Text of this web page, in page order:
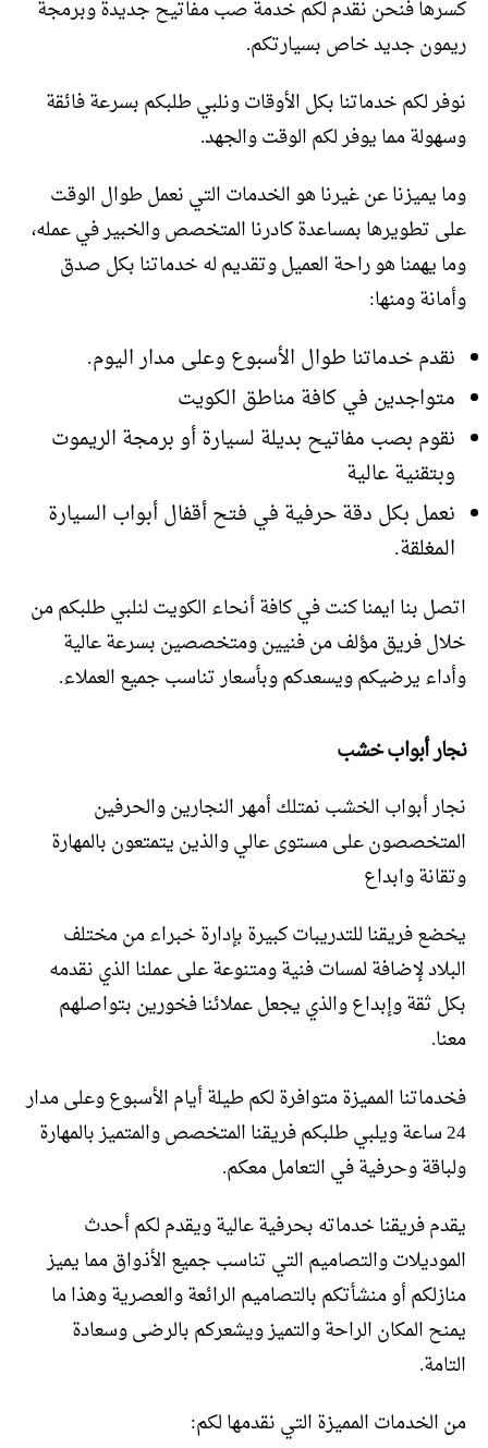
كسرها فنحن نقدم لكم خدمة صب مفاتيح جديدة وبرمجة
ريمون جديد خاص بسيارتكم.
نوفر لكم خدماتنا بكل الأوقات ونلبي طلبكم بسرعة فائقة
وسهولة مما يوفر لكم الوقت والجهد.
وما يميزنا عن غيرنا هو الخدمات التي نعمل طوال الوقت
على تطويرها بمساعدة كادرنا المتخصص والخبير في عمله،
وما يهمنا هو راحة العميل وتقديم له خدماتنا بكل صدق
وأمانة ومنها:
نقدم خدماتنا طوال الأسبوع وعلى مدار اليوم.
متواجدين في كافة مناطق الكويت
نقوم بصب مفاتيح بديلة لسيارة أو برمجة الريموت
وبتقنية عالية
نعمل بكل دقة حرفية في فتح أقفال أبواب السيارة
المغلقة.
اتصل بنا ايمنا كنت في كافة أنحاء الكويت لنلبي طلبكم من
خلال فريق مؤلف من فنيين ومتخصصين بسرعة عالية
وأداء يرضيكم ويسعدكم وبأسعار تناسب جميع العملاء.
نجار أبواب خشب
نجار أبواب الخشب نمتلك أمهر النجارين والحرفين
المتخصصون على مستوى عالي والذين يتمتعون بالمهارة
وتقانة وابداع
يخضع فريقنا للتدريبات كبيرة بإدارة خبراء من مختلف
البلاد لإضافة لمسات فنية ومتنوعة على عملنا الذي نقدمه
بكل ثقة وإبداع والذي يجعل عملائنا فخورين بتواصلهم
معنا.
فخدماتنا المميزة متوافرة لكم طيلة أيام الأسبوع وعلى مدار
24 ساعة ويلبي طلبكم فريقنا المتخصص والمتميز بالمهارة
ولباقة وحرفية في التعامل معكم.
يقدم فريقنا خدماته بحرفية عالية ويقدم لكم أحدث
الموديلات والتصاميم التي تناسب جميع الأذواق مما يميز
منازلكم أو منشأتكم بالتصاميم الرائعة والعصرية وهذا ما
يمنح المكان الراحة والتميز ويشعركم بالرضى وسعادة
التامة.
من الخدمات المميزة التي نقدمها لكم: